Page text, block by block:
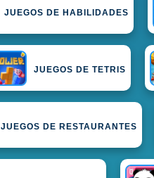
JUEGOS DE HABILIDADES
JUEGOS DE TETRIS
JUEGOS DE RESTAURANTES